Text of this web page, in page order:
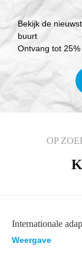
Bekijk de
buurt
Ontvang tot
OP
Internationale
Weergave